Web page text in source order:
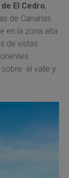
El Cedro,
de Canarias.
en la zona alta
de vistas
el valle y